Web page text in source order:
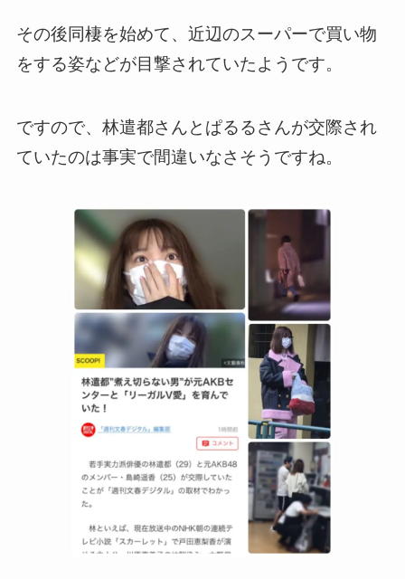
その後同棲を始めて、近辺のスーパーで買い物
をする姿などが目撃されていたようです。
ですので、林遣都さんとぱるるさんが交際され
ていたのは事実で間違いなさそうですね。